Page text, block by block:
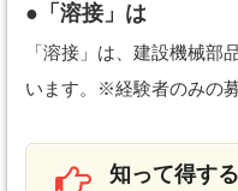
●「溶接」は
「溶接」は、建設機械部
います。※経験者のみの募
知って得す